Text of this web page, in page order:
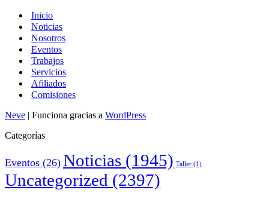
Inicio
Noticias
Nosotros
Eventos
Trabajos
Servicios
Afiliados
Comisiones
Neve | Funciona gracias a WordPress
Categorías
Eventos (26) Noticias (1945) Taller (1)
Uncategorized (2397)